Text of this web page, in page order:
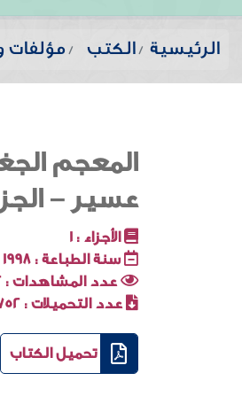
الرئيسية الكتب مؤلفات
المعجم
عسير –
الأجزاء : 1
سنة الطباعة : 1998
عدد المشاهدات :
عدد التحميلات :
تحميل الكتاب